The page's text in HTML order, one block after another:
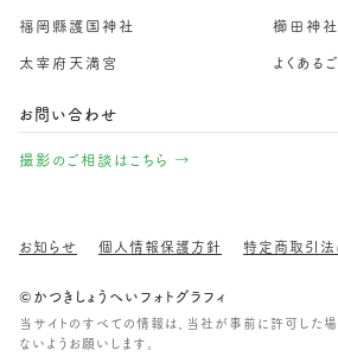
福岡縣護国神社 櫛田神社
太宰府天満宮 よくある
お問い合わせ
撮影のご相談はこちら →
お知らせ 個人情報保護方針 特定商取引法
©かつきしょうへいフォトグラフィ
当サイトのすべての情報は、当社が事前に許可した
ないようお願いします。